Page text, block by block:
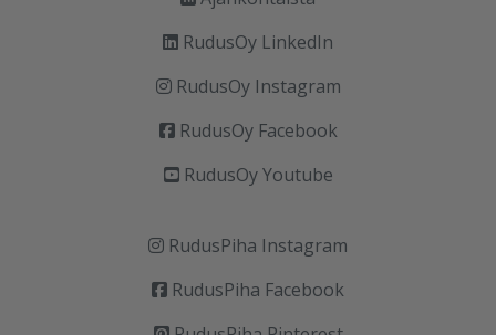
RudusOy LinkedIn
RudusOy Instagram
RudusOy Facebook
RudusOy Youtube
RudusPiha Instagram
RudusPiha Facebook